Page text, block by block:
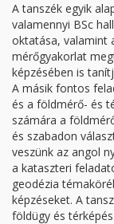
A tanszék egyik
valamennyi BSc
oktatása, valamint
mérőgyakorlat
képzésében is
A másik fontos
és a földmérő- és
számára a
és szabadon
veszünk az angol
a kataszteri
geodézia
képzéseket. A
földügy és